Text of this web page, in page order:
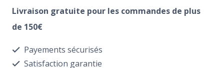
Plateau
pour
outils
Livraison gratuite pour les commandes de plus
de 150€
Payements sécurisés
Satisfaction garantie